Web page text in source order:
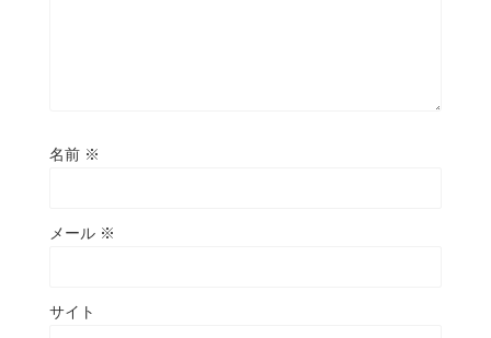
名前 ※
メール ※
サイト